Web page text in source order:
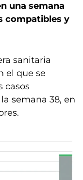
una semana
compatibles y
sanitaria
el que se
casos
semana 38, en